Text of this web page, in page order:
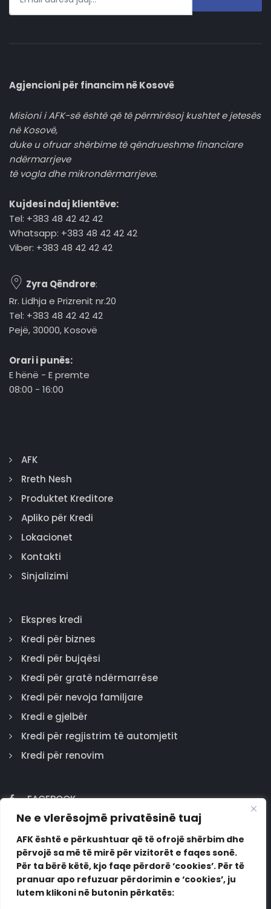
Ne e vlerësojmë privatësinë tuaj
AFK është e përkushtuar që të ofrojë shërbim dhe
përvojë sa më të mirë për vizitorët e faqes sonë.
Për ta bërë këtë, kjo faqe përdorë ‘cookies’. Për të
pranuar apo refuzuar përdorimin e ‘cookies’, ju
lutem klikoni në butonin përkatës:
Agjencioni për financim në Kosovë
Misioni i AFK-së është që të përmirësoj kushtet e jetesës
në Kosovë,
duke u ofruar shërbime të qëndrueshme financiare
ndërmarrjeve
të vogla dhe mikrondërmarrjeve.
Kujdesi ndaj klientëve:
Tel: +383 48 42 42 42
Whatsapp: +383 48 42 42 42
Viber: +383 48 42 42 42
Zyra Qëndrore:
Rr. Lidhja e Prizrenit nr.20
Tel: +383 48 42 42 42
Pejë, 30000, Kosovë
Orari i punës:
E hënë - E premte
08:00 - 16:00
AFK
Rreth Nesh
Produktet Kreditore
Apliko për Kredi
Lokacionet
Kontakti
Sinjalizimi
Ekspres kredi
Kredi për biznes
Kredi për bujqësi
Kredi për gratë ndërmarrëse
Kredi për nevoja familjare
Kredi e gjelbër
Kredi për regjistrim të automjetit
Kredi për renovim
FACEBOOK
GOOGLE
INSTAGRAM
LINKEDIN